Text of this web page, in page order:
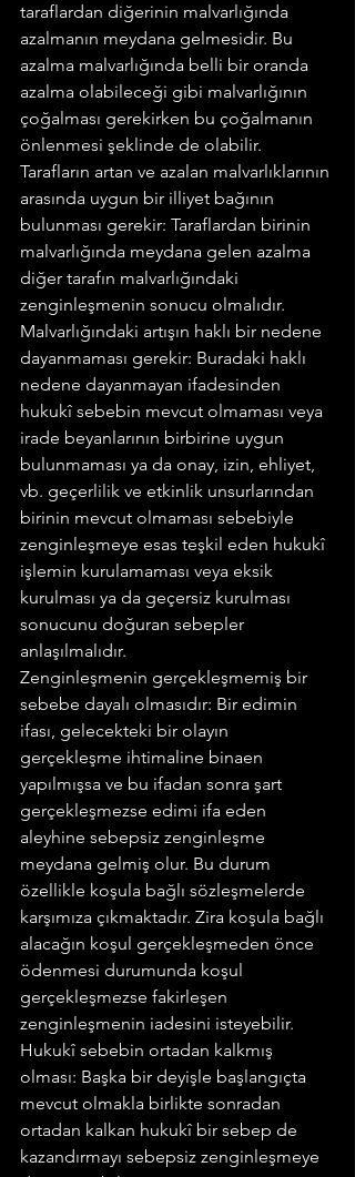
taraflardan diğerinin malvarlığında
azalmanın meydana gelmesidir. Bu
azalma malvarlığında belli bir oranda
azalma olabileceği gibi malvarlığının
çoğalması gerekirken bu çoğalmanın
önlenmesi şeklinde de olabilir.
Tarafların artan ve azalan malvarlıklarının
arasında uygun bir illiyet bağının
bulunması gerekir: Taraflardan birinin
malvarlığında meydana gelen azalma
diğer tarafın malvarlığındaki
zenginleşmenin sonucu olmalıdır.
Malvarlığındaki artışın haklı bir nedene
dayanmaması gerekir: Buradaki haklı
nedene dayanmayan ifadesinden
hukukî sebebin mevcut olmaması veya
irade beyanlarının birbirine uygun
bulunmaması ya da onay, izin, ehliyet,
vb. geçerlilik ve etkinlik unsurlarından
birinin mevcut olmaması sebebiyle
zenginleşmeye esas teşkil eden hukukî
işlemin kurulamaması veya eksik
kurulması ya da geçersiz kurulması
sonucunu doğuran sebepler
anlaşılmalıdır.
Zenginleşmenin gerçekleşmemiş bir
sebebe dayalı olmasıdır: Bir edimin
ifası, gelecekteki bir olayın
gerçekleşme ihtimaline binaen
yapılmışsa ve bu ifadan sonra şart
gerçekleşmezse edimi ifa eden
aleyhine sebepsiz zenginleşme
meydana gelmiş olur. Bu durum
özellikle koşula bağlı sözleşmelerde
karşımıza çıkmaktadır. Zira koşula bağlı
alacağın koşul gerçekleşmeden önce
ödenmesi durumunda koşul
gerçekleşmezse fakirleşen
zenginleşmenin iadesini isteyebilir.
Hukukî sebebin ortadan kalkmış
olması: Başka bir deyişle başlangıçta
mevcut olmakla birlikte sonradan
ortadan kalkan hukukî bir sebep de
kazandırmayı sebepsiz zenginleşmeye